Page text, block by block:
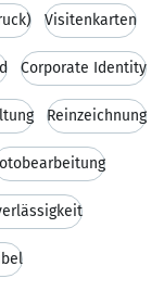
Visitenkarten
Corporate Identity
Reinzeichnung